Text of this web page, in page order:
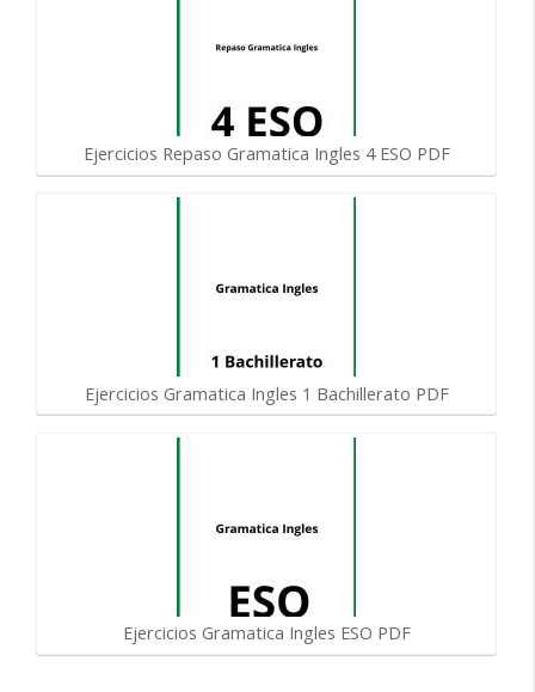
Ejercicios Repaso Gramatica Ingles 4 ESO PDF
Ejercicios Gramatica Ingles 1 Bachillerato PDF
Ejercicios Gramatica Ingles ESO PDF